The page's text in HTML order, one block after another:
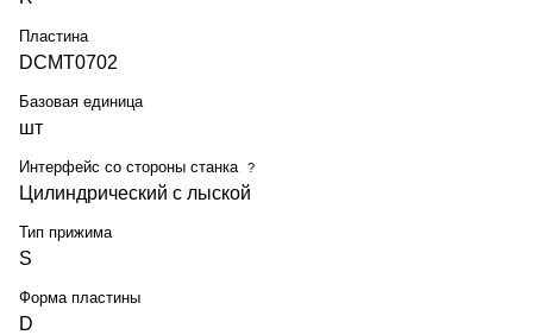
Пластина
DCMT0702
Базовая единица
шт
Интерфейс со стороны станка ?
Цилиндрический с лыской
Тип прижима
S
Форма пластины
D